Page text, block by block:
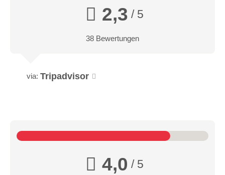
2,3 / 5
38 Bewertungen
via: Tripadvisor
4,0 / 5